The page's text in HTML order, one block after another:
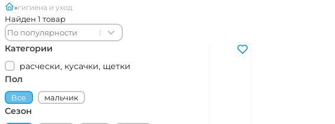
главнаягигиена и уход
Найден 1 товар
Sort
Sort content
Sort content
Категории
Категории
расчески, кусачки, щетки
Пол
Пол
Все мальчик
Сезон